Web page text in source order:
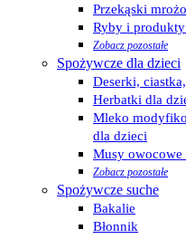
Przekąski
Ryby i
Zobacz pozostałe
Spożywcze dla dzieci
Deserki,
Herbatki dla
Mleko
dla dzieci
Musy owocowe
Zobacz pozostałe
Spożywcze suche
Bakalie
Błonnik